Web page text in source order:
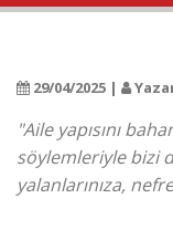
29/04/2025 |
"Aile yapısını
söylemleriyle bizi
yalanlarınıza,